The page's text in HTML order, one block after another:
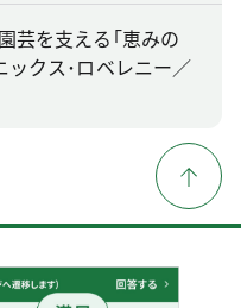
芸を支える｢恵みの
クス･ロベレニー／